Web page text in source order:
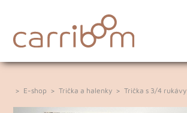
> E-shop >Trička a halenky >Trička s 3/4 rukávy